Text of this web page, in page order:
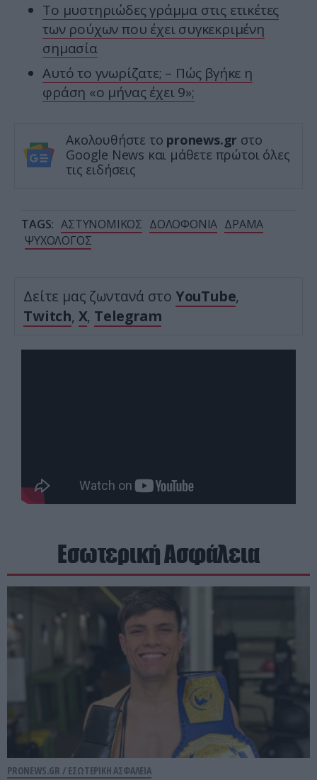
Το μυστηριώδες γράμμα στις ετικέτες
των ρούχων που έχει συγκεκριμένη
σημασία
Αυτό το γνωρίζατε; – Πώς βγήκε η
φράση «ο μήνας έχει 9»;
Ακολουθήστε το pronews.gr στο
Google News και μάθετε πρώτοι όλες
τις ειδήσεις
TAGS: ΑΣΤΥΝΟΜΙΚΟΣ ΔΟΛΟΦΟΝΙΑ ΔΡΑΜΑ
ΨΥΧΟΛΟΓΟΣ
Δείτε μας ζωντανά στο YouTube,
Twitch, X, Telegram
Εσωτερική Ασφάλεια
PRONEWS.GR / ΕΣΩΤΕΡΙΚΗ ΑΣΦΑΛΕΙΑ